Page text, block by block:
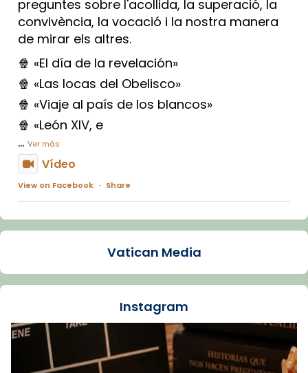
preguntes sobre l'acollida, la superació, la
convivència, la vocació i la nostra manera
de mirar els altres.
🍿 «El día de la revelación»
🍿 «Las locas del Obelisco»
🍿 «Viaje al país de los blancos»
🍿 «León XIV, e
... Ver más
Vídeo
View on Facebook · Share
Arquebisbat de Barcelona
La Carmina va patir depressió. Fa gairebé
dos mesos, a l'Estadi Lluís Companys, la
Recupera l'entrevista comp
Vatican
tican News 👇
Vatican Media
Instagram